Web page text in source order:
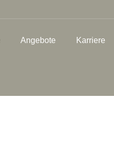
Angebote Karriere